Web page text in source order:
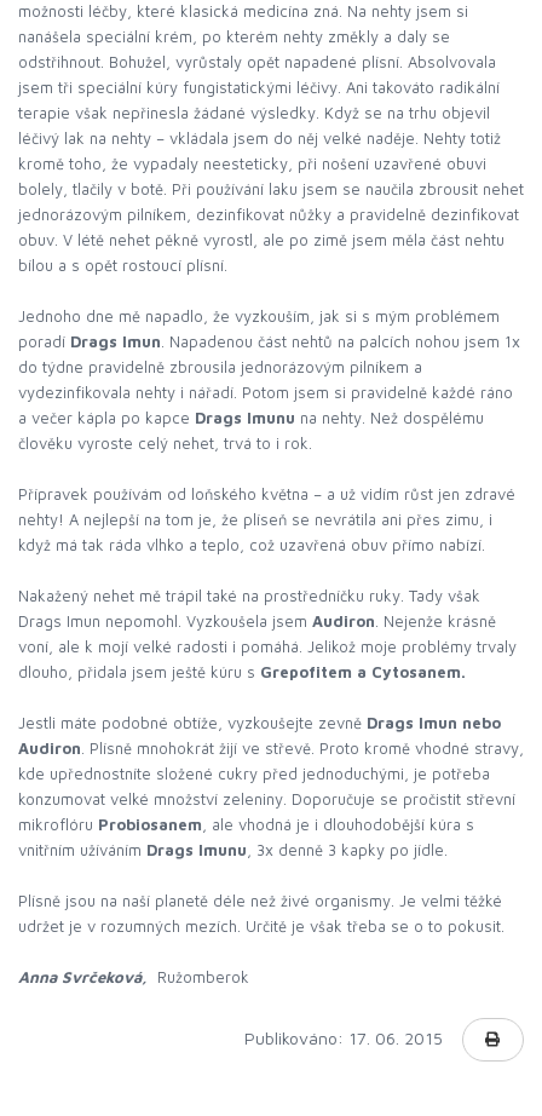
možnosti léčby, které klasická medicína zná. Na nehty jsem si
nanášela speciální krém, po kterém nehty změkly a daly se
odstřihnout. Bohužel, vyrůstaly opět napadené plísní. Absolvovala
jsem tři speciální kúry fungistatickými léčivy. Ani takováto radikální
terapie však nepřinesla žádané výsledky. Když se na trhu objevil
léčivý lak na nehty – vkládala jsem do něj velké naděje. Nehty totiž
kromě toho, že vypadaly neesteticky, při nošení uzavřené obuvi
bolely, tlačily v botě. Při používání laku jsem se naučila zbrousit nehet
jednorázovým pilníkem, dezinfikovat nůžky a pravidelně dezinfikovat
obuv. V létě nehet pěkně vyrostl, ale po zimě jsem měla část nehtu
bílou a s opět rostoucí plísní.
Jednoho dne mě napadlo, že vyzkouším, jak si s mým problémem
poradí Drags Imun . Napadenou část nehtů na palcích nohou jsem 1x
do týdne pravidelně zbrousila jednorázovým pilníkem a
vydezinfikovala nehty i nářadí. Potom jsem si pravidelně každé ráno
a večer kápla po kapce Drags Imunu na nehty. Než dospělému
člověku vyroste celý nehet, trvá to i rok.
Přípravek používám od loňského května – a už vidím růst jen zdravé
nehty! A nejlepší na tom je, že plíseň se nevrátila ani přes zimu, i
když má tak ráda vlhko a teplo, což uzavřená obuv přímo nabízí.
Nakažený nehet mě trápil také na prostředníčku ruky. Tady však
Drags Imun nepomohl. Vyzkoušela jsem Audiron . Nejenže krásně
voní, ale k mojí velké radosti i pomáhá. Jelikož moje problémy trvaly
dlouho, přidala jsem ještě kúru s Grepofitem a Cytosanem.
Jestli máte podobné obtíže, vyzkoušejte zevně Drags Imun nebo
Audiron . Plísně mnohokrát žijí ve střevě. Proto kromě vhodné stravy,
kde upřednostníte složené cukry před jednoduchými, je potřeba
konzumovat velké množství zeleniny. Doporučuje se pročistit střevní
mikroflóru Probiosanem , ale vhodná je i dlouhodobější kúra s
vnitřním užíváním Drags Imunu , 3x denně 3 kapky po jídle.
Plísně jsou na naší planetě déle než živé organismy. Je velmi těžké
udržet je v rozumných mezích. Určitě je však třeba se o to pokusit.
Anna Svrčeková, Ružomberok
Publikováno: 17. 06. 2015